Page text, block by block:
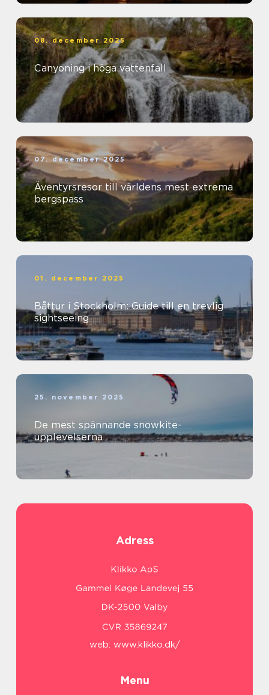
08. december 2025
Canyoning i höga vattenfall
07. december 2025
Äventyrsresor till världens mest extrema
bergspass
01. december 2025
Båttur i Stockholm: Guide till en trevlig
sightseeing
25. november 2025
De mest spännande snowkite-
upplevelserna
Adress
web: www.klikko.dk/
Menu